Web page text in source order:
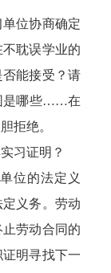
位协商确定
耽误学业的
能接受？请
是哪些……在
拒绝。
习证明？
位的法定义
义务。劳动
劳动合同的
明寻找下一